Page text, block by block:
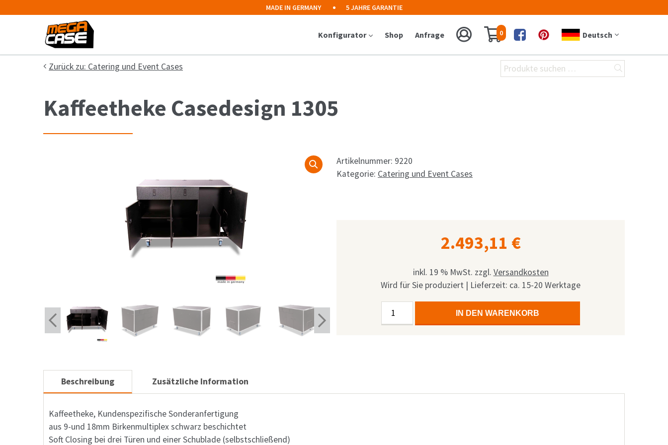
MADE IN GERMANY 5 JAHRE GARANTIE
Konfigurator Shop Anfrage 0
FacebookPrinterest
Deutsch
Zurück zu: Catering und Event Cases
Suchen
nach:
Kaffeetheke Casedesign 1305
Artikelnummer: 9220
Kategorie: Catering und Event Cases
2.493,11 €
inkl. 19 % MwSt. zzgl. Versandkosten
Wird für Sie produziert | Lieferzeit: ca. 15-20 Werktage
Kaffeetheke
IN DEN WARENKORB
Alternative:
Beschreibung Zusätzliche Information
Kaffeetheke, Kundenspezifische Sonderanfertigung
aus 9-und 18mm Birkenmultiplex schwarz beschichtet
Soft Closing bei drei Türen und einer Schublade (selbstschließend)